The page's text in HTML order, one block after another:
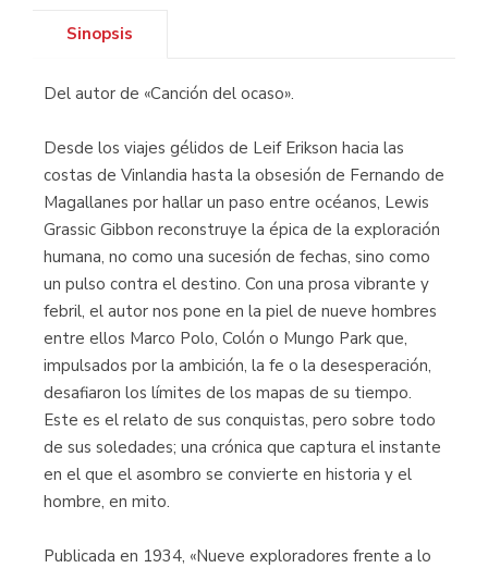
Sinopsis
Del autor de «Canción del ocaso».
Desde los viajes gélidos de Leif Erikson hacia las
costas de Vinlandia hasta la obsesión de Fernando de
Magallanes por hallar un paso entre océanos, Lewis
Grassic Gibbon reconstruye la épica de la exploración
humana, no como una sucesión de fechas, sino como
un pulso contra el destino. Con una prosa vibrante y
febril, el autor nos pone en la piel de nueve hombres
entre ellos Marco Polo, Colón o Mungo Park que,
impulsados por la ambición, la fe o la desesperación,
desafiaron los límites de los mapas de su tiempo.
Este es el relato de sus conquistas, pero sobre todo
de sus soledades; una crónica que captura el instante
en el que el asombro se convierte en historia y el
hombre, en mito.
Publicada en 1934, «Nueve exploradores frente a lo